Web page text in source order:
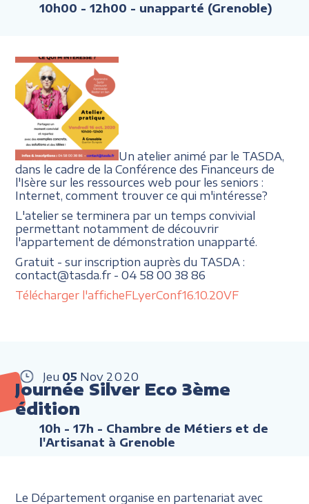
10h00 - 12h00 - unapparté (Grenoble)
Un atelier animé par le TASDA,
dans le cadre de la Conférence des Financeurs de
l'Isère sur les ressources web pour les seniors :
Internet, comment trouver ce qui m'intéresse?
L'atelier se terminera par un temps convivial
permettant notamment de découvrir
l'appartement de démonstration unapparté.
Gratuit - sur inscription auprès du TASDA :
contact@tasda.fr - 04 58 00 38 86
Télécharger l'afficheFLyerConf16.10.20VF
Jeu 05 Nov 2020
Journée Silver Eco 3ème
édition
10h - 17h - Chambre de Métiers et de
l'Artisanat à Grenoble
Le Département organise en partenariat avec